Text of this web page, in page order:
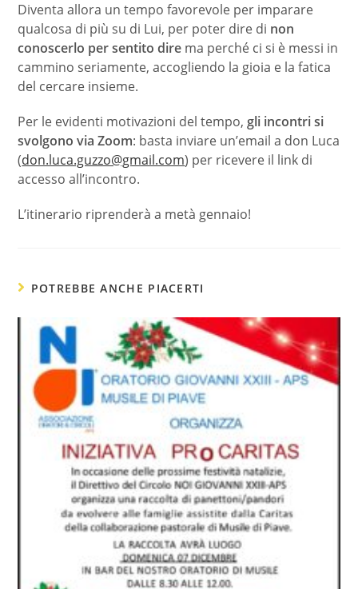
Diventa allora un tempo favorevole per imparare
qualcosa di più su di Lui, per poter dire di non
conoscerlo per sentito dire ma perché ci si è messi in
cammino seriamente, accogliendo la gioia e la fatica
del cercare insieme.
Per le evidenti motivazioni del tempo, gli incontri si
svolgono via Zoom: basta inviare un’email a don Luca
(don.luca.guzzo@gmail.com) per ricevere il link di
accesso all’incontro.
L’itinerario riprenderà a metà gennaio!
POTREBBE ANCHE PIACERTI